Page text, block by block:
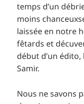
temps d’un
moins
laissée en notre
fêtards et
début d’un
Samir.
Nous ne savons